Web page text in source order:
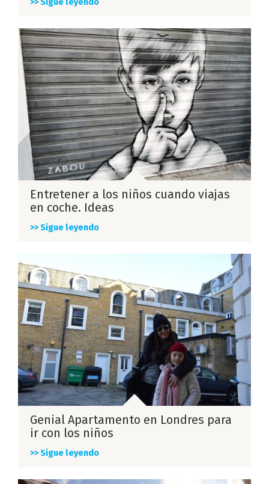
>> Sigue leyendo
Entretener a los niños cuando viajas
en coche. Ideas
>> Sigue leyendo
Genial Apartamento en Londres para
ir con los niños
>> Sigue leyendo